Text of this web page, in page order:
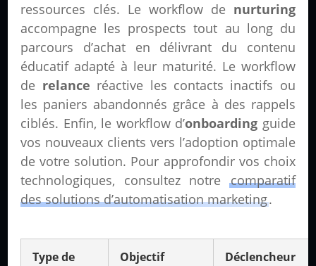
ressources clés. Le workflow de nurturing
accompagne les prospects tout au long du
parcours d’achat en délivrant du contenu
éducatif adapté à leur maturité. Le workflow
de relance réactive les contacts inactifs ou
les paniers abandonnés grâce à des rappels
ciblés. Enfin, le workflow d’onboarding guide
vos nouveaux clients vers l’adoption optimale
de votre solution. Pour approfondir vos choix
technologiques, consultez notre comparatif
des solutions d’automatisation marketing.
Type de
Objectif
Déclencheur